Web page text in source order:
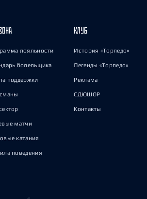
лояльности
болельщика
поддержки
матчи
катания
поведения
КЛУБ
История «Торпедо»
Легенды «Торпедо»
Реклама
СДЮШОР
Контакты